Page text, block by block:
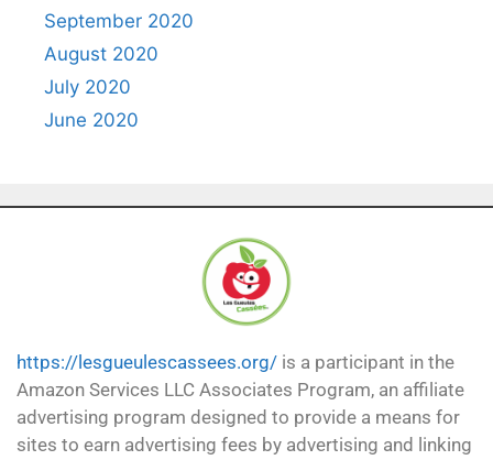
September 2020
August 2020
July 2020
June 2020
https://lesgueulescassees.org/ is a participant in the
Amazon Services LLC Associates Program, an affiliate
advertising program designed to provide a means for
sites to earn advertising fees by advertising and linking